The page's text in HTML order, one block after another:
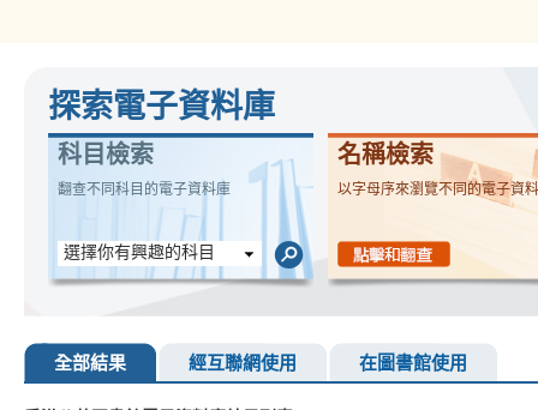
探索電子資料庫
科目檢索
翻查不同科目的電子資料庫
選擇你有興趣的科目
名稱檢索
以字母序來瀏覽不同的電子資
全部結果 經互聯網使用 在圖書館使用